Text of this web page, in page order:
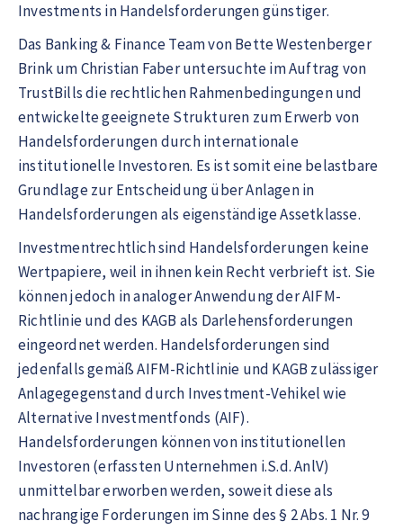
Investments in Handelsforderungen günstiger.
Das Banking & Finance Team von Bette Westenberger
Brink um Christian Faber untersuchte im Auftrag von
TrustBills die rechtlichen Rahmenbedingungen und
entwickelte geeignete Strukturen zum Erwerb von
Handelsforderungen durch internationale
institutionelle Investoren. Es ist somit eine belastbare
Grundlage zur Entscheidung über Anlagen in
Handelsforderungen als eigenständige Assetklasse.
Investmentrechtlich sind Handelsforderungen keine
Wertpapiere, weil in ihnen kein Recht verbrieft ist. Sie
können jedoch in analoger Anwendung der AIFM-
Richtlinie und des KAGB als Darlehensforderungen
eingeordnet werden. Handelsforderungen sind
jedenfalls gemäß AIFM-Richtlinie und KAGB zulässiger
Anlagegegenstand durch Investment-Vehikel wie
Alternative Investmentfonds (AIF).
Handelsforderungen können von institutionellen
Investoren (erfassten Unternehmen i.S.d. AnlV)
unmittelbar erworben werden, soweit diese als
nachrangige Forderungen im Sinne des § 2 Abs. 1 Nr. 9